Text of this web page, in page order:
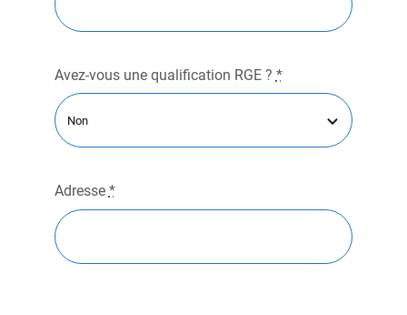
Avez-vous une qualification RGE ? *
Adresse *